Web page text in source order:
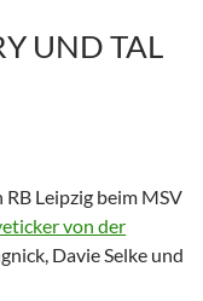
UND TAL
Leipzig beim MSV
von der
Davie Selke und